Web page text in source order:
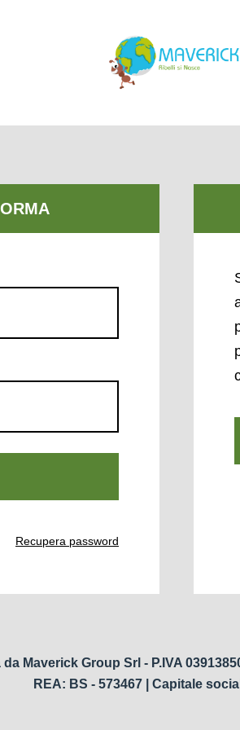
Recupera password
Maverick Group Srl - P.IVA
REA: BS - 573467 | Capitale